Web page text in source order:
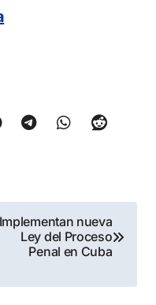
Implementan nueva
Ley del Proceso
Penal en Cuba